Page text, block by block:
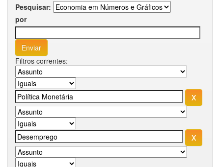
Pesquisar:
por
Filtros correntes: